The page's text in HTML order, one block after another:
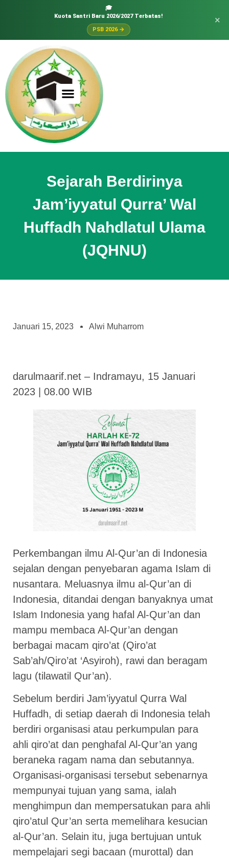
🎓
Kuota Santri Baru 2026/2027 Terbatas!
PSB 2026 →
×
Sejarah Berdirinya
Jam’iyyatul Qurra’ Wal
Huffadh Nahdlatul Ulama
(JQHNU)
Januari 15, 2023 Alwi Muharrom
darulmaarif.net – Indramayu, 15 Januari
2023 | 08.00 WIB
Perkembangan ilmu Al-Qur’an di Indonesia
sejalan dengan penyebaran agama Islam di
nusantara. Meluasnya ilmu al-Qur’an di
Indonesia, ditandai dengan banyaknya umat
Islam Indonesia yang hafal Al-Qur’an dan
mampu membaca Al-Qur’an dengan
berbagai macam qiro’at (Qiro’at
Sab’ah/Qiro’at ‘Asyiroh), rawi dan beragam
lagu (tilawatil Qur’an).
Sebelum berdiri Jam’iyyatul Qurra Wal
Huffadh, di setiap daerah di Indonesia telah
berdiri organisasi atau perkumpulan para
ahli qiro’at dan penghafal Al-Qur’an yang
beraneka ragam nama dan sebutannya.
Organisasi-organisasi tersebut sebenarnya
mempunyai tujuan yang sama, ialah
menghimpun dan mempersatukan para ahli
qiro’atul Qur’an serta memelihara kesucian
al-Qur’an. Selain itu, juga bertujuan untuk
mempelajari segi bacaan (murottal) dan